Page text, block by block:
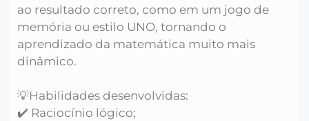
ao resultado correto, como em um jogo de
memória ou estilo UNO, tornando o
aprendizado da matemática muito mais
dinâmico.
💡Habilidades desenvolvidas:
✔️ Raciocínio lógico;